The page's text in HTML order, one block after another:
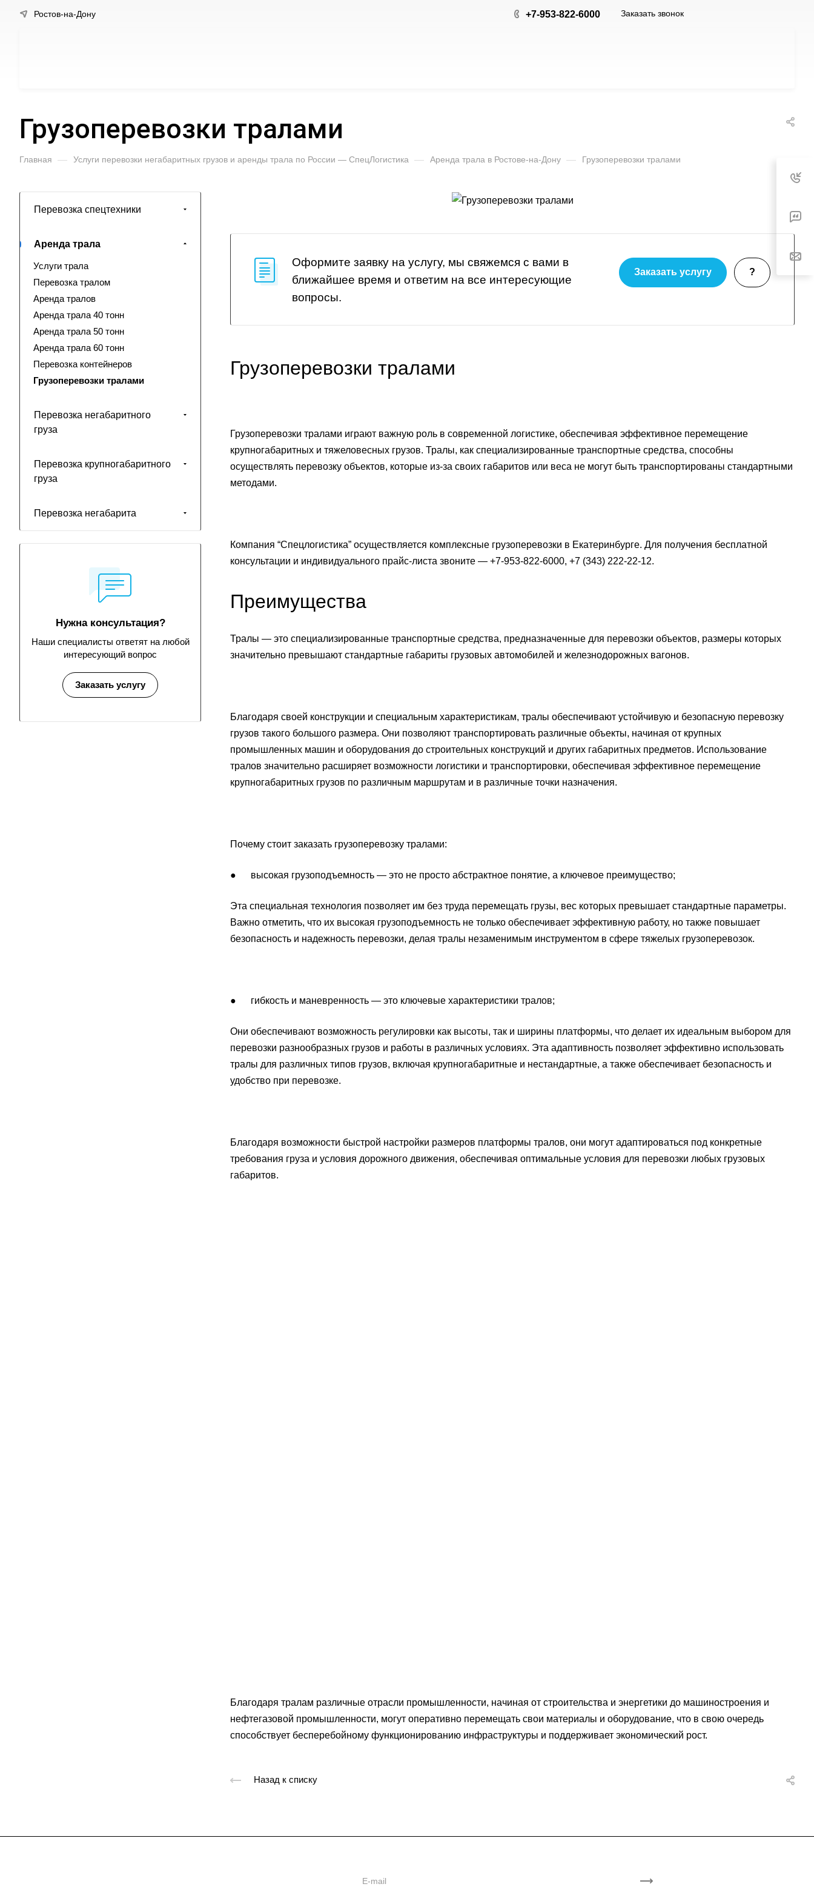
Ростов-на-Дону +7-953-822-6000 Заказать звонок
Грузоперевозки тралами
Главная — Услуги перевозки негабаритных грузов и аренды трала по России — СпецЛогистика — Аренда трала в Ростове-на-Дону — Грузоперевозки тралами
Оформите заявку на услугу, мы свяжемся с вами в
ближайшее время и ответим на все интересующие
вопросы.
Заказать услугу ?
Грузоперевозки тралами
Грузоперевозки тралами играют важную роль в современной логистике, обеспечивая эффективное перемещение
крупногабаритных и тяжеловесных грузов. Тралы, как специализированные транспортные средства, способны
осуществлять перевозку объектов, которые из-за своих габаритов или веса не могут быть транспортированы стандартными
методами.
Компания “Спецлогистика” осуществляется комплексные грузоперевозки в Екатеринбурге. Для получения бесплатной
консультации и индивидуального прайс-листа звоните — +7-953-822-6000, +7 (343) 222-22-12.
Преимущества
Тралы — это специализированные транспортные средства, предназначенные для перевозки объектов, размеры которых
значительно превышают стандартные габариты грузовых автомобилей и железнодорожных вагонов.
Благодаря своей конструкции и специальным характеристикам, тралы обеспечивают устойчивую и безопасную перевозку
грузов такого большого размера. Они позволяют транспортировать различные объекты, начиная от крупных
промышленных машин и оборудования до строительных конструкций и других габаритных предметов. Использование
тралов значительно расширяет возможности логистики и транспортировки, обеспечивая эффективное перемещение
крупногабаритных грузов по различным маршрутам и в различные точки назначения.
Почему стоит заказать грузоперевозку тралами:
● высокая грузоподъемность — это не просто абстрактное понятие, а ключевое преимущество;
Эта специальная технология позволяет им без труда перемещать грузы, вес которых превышает стандартные параметры.
Важно отметить, что их высокая грузоподъемность не только обеспечивает эффективную работу, но также повышает
безопасность и надежность перевозки, делая тралы незаменимым инструментом в сфере тяжелых грузоперевозок.
● гибкость и маневренность — это ключевые характеристики тралов;
Они обеспечивают возможность регулировки как высоты, так и ширины платформы, что делает их идеальным выбором для
перевозки разнообразных грузов и работы в различных условиях. Эта адаптивность позволяет эффективно использовать
тралы для различных типов грузов, включая крупногабаритные и нестандартные, а также обеспечивает безопасность и
удобство при перевозке.
Благодаря возможности быстрой настройки размеров платформы тралов, они могут адаптироваться под конкретные
требования груза и условия дорожного движения, обеспечивая оптимальные условия для перевозки любых грузовых
габаритов.
Благодаря тралам различные отрасли промышленности, начиная от строительства и энергетики до машиностроения и
нефтегазовой промышленности, могут оперативно перемещать свои материалы и оборудование, что в свою очередь
способствует бесперебойному функционированию инфраструктуры и поддерживает экономический рост.
Назад к списку
Перевозка спецтехники
Аренда трала
Услуги трала
Перевозка тралом
Аренда тралов
Аренда трала 40 тонн
Аренда трала 50 тонн
Аренда трала 60 тонн
Перевозка контейнеров
Грузоперевозки тралами
Перевозка негабаритного
груза
Перевозка крупногабаритного
груза
Перевозка негабарита
Нужна консультация?
Наши специалисты ответят на любой
интересующий вопрос
Заказать услугу